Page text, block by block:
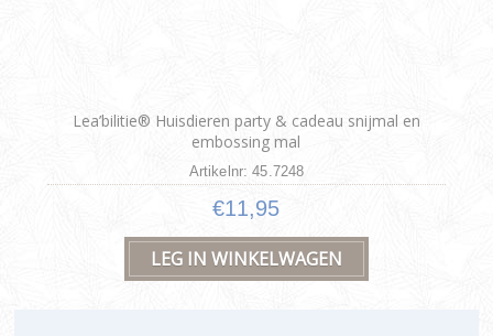
Lea’bilitie® Huisdieren party & cadeau snijmal en
embossing mal
Artikelnr: 45.7248
€11,95